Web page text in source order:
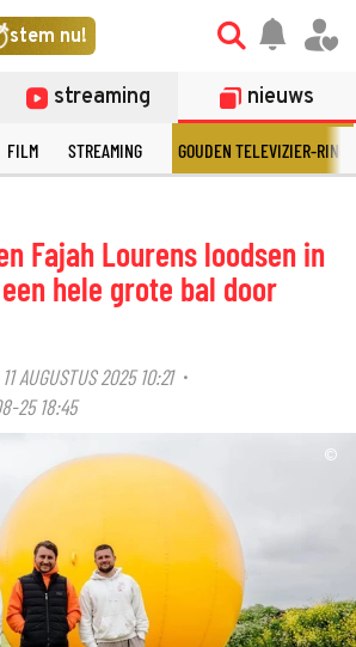
stem nu!
streaming nieuws
FILM STREAMING GOUDEN TELEVIZIER-RING
Fajah Lourens loodsen in
hele grote bal door
11 AUGUSTUS 2025 10:21·
25 18:45
©